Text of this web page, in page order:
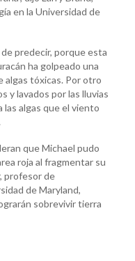
en la Universidad de
predecir, porque esta
ha golpeado una
algas tóxicas. Por otro
y lavados por las lluvias
algas que el viento
que Michael pudo
roja al fragmentar su
profesor de
de Maryland,
sobrevivir tierra